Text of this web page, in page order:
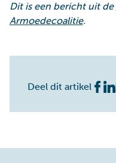
Dit is een bericht uit de
Armoedecoalitie.
Deel dit artikel